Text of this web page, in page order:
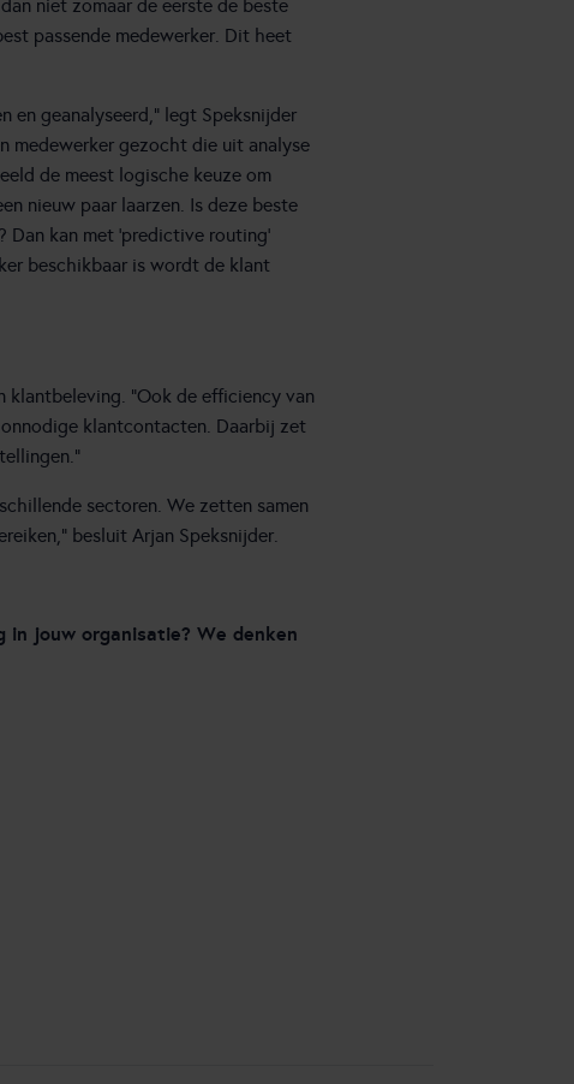
niet zomaar de eerste de beste
passende medewerker. Dit heet
en geanalyseerd,” legt Speksnijder
medewerker gezocht die uit analyse
de meest logische keuze om
nieuw paar laarzen. Is deze beste
kan met ‘predictive routing’
beschikbaar is wordt de klant
klantbeleving. “Ook de efficiency van
klantcontacten. Daarbij zet
sectoren. We zetten samen
besluit Arjan Speksnijder.
jouw organisatie? We denken